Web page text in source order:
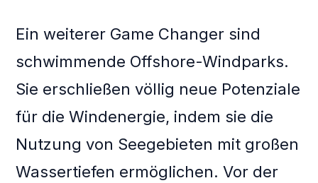
Ein weiterer Game Changer sind
schwimmende Offshore-Windparks.
Sie erschließen völlig neue Potenziale
für die Windenergie, indem sie die
Nutzung von Seegebieten mit großen
Wassertiefen ermöglichen. Vor der